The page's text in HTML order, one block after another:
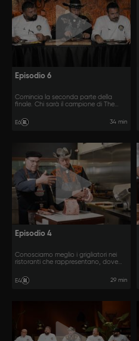
Episodio 6
Comincia la seconda parte della
finale. Chi sarà il campione di The
E6 34 min
Episodio 4
Conosciamo meglio i grigliatori nei
ristoranti che rappresentano, dove
team, con cui affronterà il pressure
test.
E4 29 min